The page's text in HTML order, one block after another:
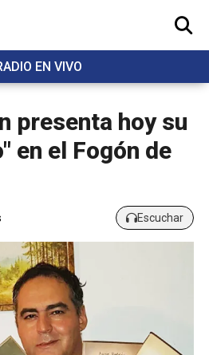
EN VIVO
BUSCAR
presenta hoy su
en el Fogón de
Escuchar